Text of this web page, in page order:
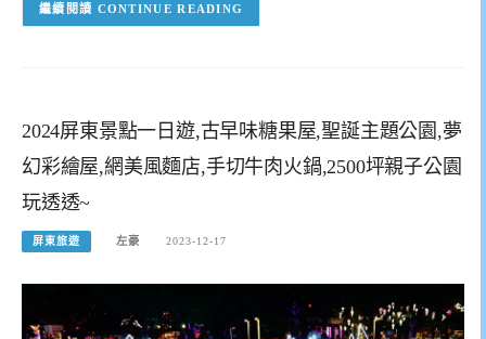
CONTINUE READING
2024屏東景點一日遊,古早味糖果屋,聖誕主題公園,夢
幻彩繪屋,網美風麵店,手切牛肉火鍋,2500坪親子公園
玩透透~
屏東旅遊 左豪 2023-12-17